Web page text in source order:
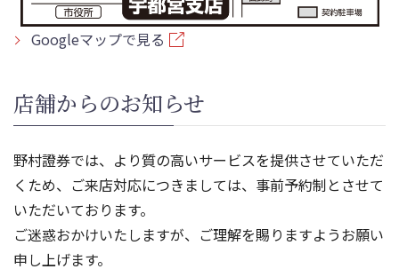
Googleマップで見る
店舗からのお知らせ
野村證券では、より質の高いサービスを提供させていただ
くため、ご来店対応につきましては、事前予約制とさせて
いただいております。
ご迷惑おかけいたしますが、ご理解を賜りますようお願い
申し上げます。